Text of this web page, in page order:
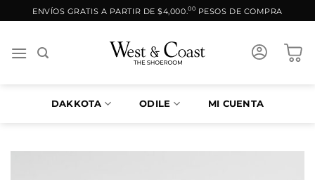
al
ENVÍOS GRATIS A PARTIR DE $4,000.00 PESOS DE COMPRA
DAKKOTA ODILE MI CUENTA